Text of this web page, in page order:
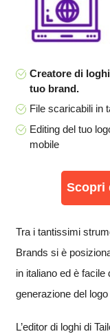
Creatore di
tuo brand.
File scaricabili in
Editing del tuo
mobile
Scopri
Tra i tantissimi
Brands si è
in italiano ed è
generazione del
L’editor di loghi di